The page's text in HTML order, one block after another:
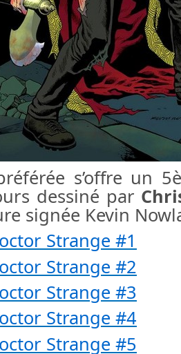
s’offre un
dessiné par
signée Kevin
Strange #1
Strange #2
Strange #3
Strange #4
Strange #5